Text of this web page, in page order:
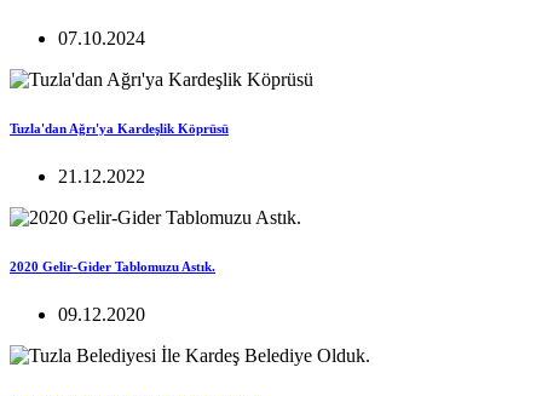
07.10.2024
Tuzla'dan Ağrı'ya Kardeşlik Köprüsü
21.12.2022
2020 Gelir-Gider Tablomuzu Astık.
09.12.2020